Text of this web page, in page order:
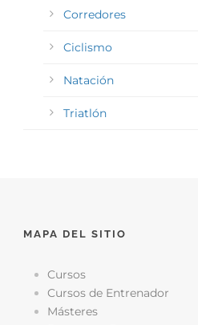
Corredores
Ciclismo
Natación
Triatlón
MAPA DEL SITIO
Cursos
Cursos de Entrenador
Másteres